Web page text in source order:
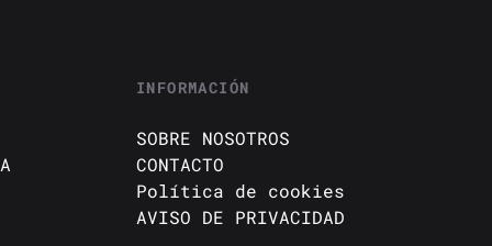
INFORMACIÓN
SOBRE NOSOTROS
CONTACTO
Política de cookies
AVISO DE PRIVACIDAD